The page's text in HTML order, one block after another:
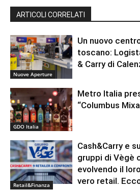
ARTICOLI CORRELATI
Nuove Aperture
Un nuovo
toscano:
& Carry di
GDO Italia
Metro Italia
“Columbus
Retail&Finanza
Cash&Carry e
gruppi di Vègè
evolvendo il
vero retail.